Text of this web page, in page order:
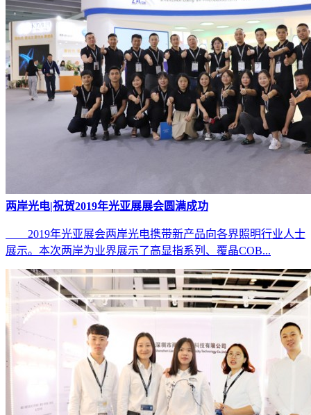
两岸光电|祝贺2019年光亚展展会圆满成功
2019年光亚展会两岸光电携带新产品向各界照明行业人士
展示。本次两岸为业界展示了高显指系列、覆晶COB...